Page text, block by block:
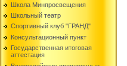
Школа Минпросвещения
Школьный театр
Спортивный клуб "ГРАНД"
Консультационный пункт
Государственная итоговая
аттестация